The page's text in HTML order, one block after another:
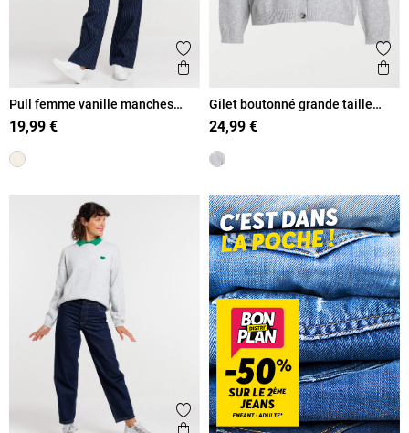
Ajouter aux favoris
Aperçu rapide
Pull femme vanille manches
courtes
19,99 €
Gilet boutonné grande taille
femme
24,99 €
Ajouter aux favoris